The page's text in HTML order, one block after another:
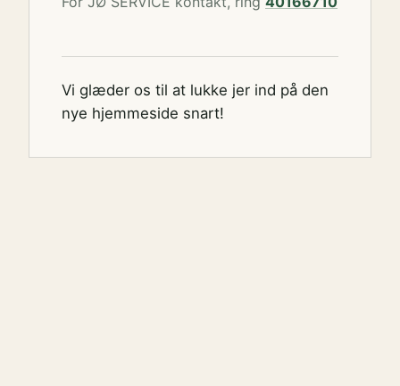
Vi glæder os til at lukke jer ind på den
nye hjemmeside snart!